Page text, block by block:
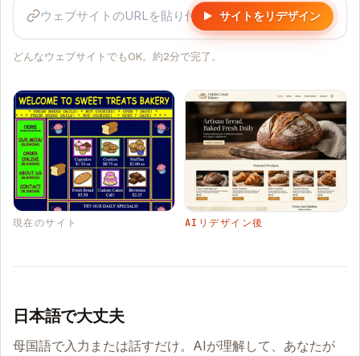
サイトをリデザイン
どんなウェブサイトでもOK。約2分で完了。
現在のサイト AIリデザイン後
日本語で大丈夫
母国語で入力または話すだけ。AIが理解して、あなたが